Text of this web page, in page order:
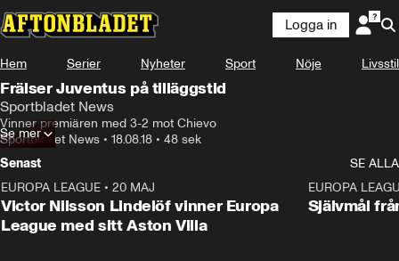
Logga in
Hem Serier Nyheter Sport Nöje Livsstil
Frälser Juventus på tilläggstid
Sportbladet News
Vinner premiären med 3-2 mot Chievo
Sportbladet News • 18.08.18 • 48 sek
Se mer
Senast
SE ALLA
EUROPA LEAGUE • 20 MAJ
Victor Nilsson Lindelöf vinner Europa
League med sitt Aston Villa
EUROPA
Självmål